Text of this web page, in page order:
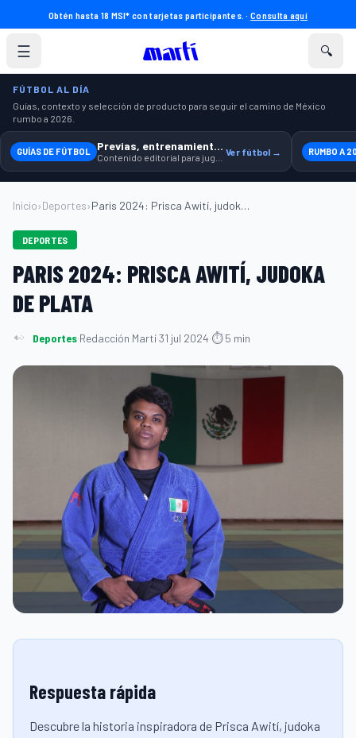
Obtén hasta 18 MSI* con tarjetas participantes. ·Consulta aquí
☰ 🔍
FÚTBOL AL DÍA
Guías, contexto y selección de producto para seguir el camino de México
rumbo a 2026.
GUÍAS DE FÚTBOL Previas, entrenamiento y producto Ver fútbol → RUMBO A
Inicio›Deportes› Paris 2024: Prisca Awití, judoka de plat...
DEPORTES
PARIS 2024: PRISCA AWITÍ, JUDOKA
DE PLATA
Deportes·Redacción Martí·31 jul 2024·⏱ 5 min
Respuesta rápida
Descubre la historia inspiradora de Prisca Awití, judoka